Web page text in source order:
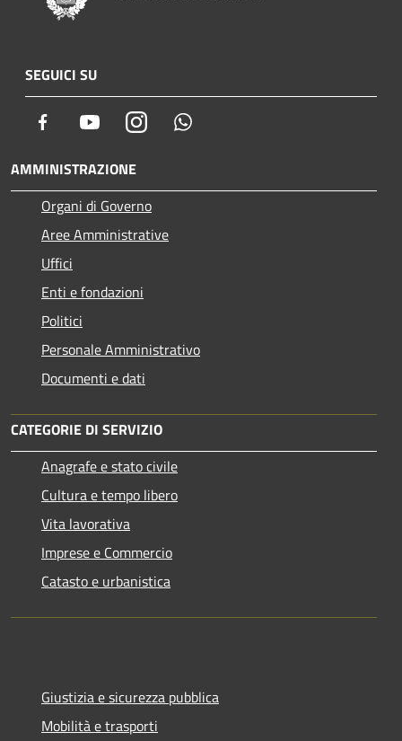
SEGUICI SU
Facebook YoutubeInstagram
AMMINISTRAZIONE
Organi di Governo
Aree Amministrative
Uffici
Enti e fondazioni
Politici
Personale Amministrativo
Documenti e dati
CATEGORIE DI SERVIZIO
Anagrafe e stato civile
Cultura e tempo libero
Vita lavorativa
Imprese e Commercio
Catasto e urbanistica
Giustizia e sicurezza pubblica
Mobilità e trasporti